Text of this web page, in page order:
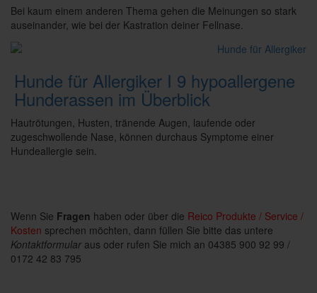
Bei kaum einem anderen Thema gehen die Meinungen so stark
auseinander, wie bei der Kastration deiner Fellnase.
Hunde für Allergiker I 9 hypoallergene
Hunderassen im Überblick
Hautrötungen, Husten, tränende Augen, laufende oder
zugeschwollende Nase, können durchaus Symptome einer
Hundeallergie sein.
Wenn Sie Fragen haben oder über die Reico Produkte / Service /
Kosten sprechen möchten, dann füllen Sie bitte das untere
Kontaktformular aus oder rufen Sie mich an 04385 900 92 99 /
0172 42 83 795